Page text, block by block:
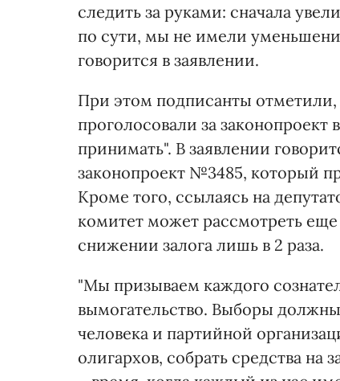
следить за руками: сначала
по сути, мы не имели
говорится в заявлении.
При этом подписанты
проголосовали за
принимать". В заявлении
законопроект №3485, который
Кроме того, ссылаясь на
комитет может рассмотреть еще
снижении залога лишь в 2 раза.
"Мы призываем каждого
вымогательство. Выборы
человека и партийной
олигархов, собрать средства